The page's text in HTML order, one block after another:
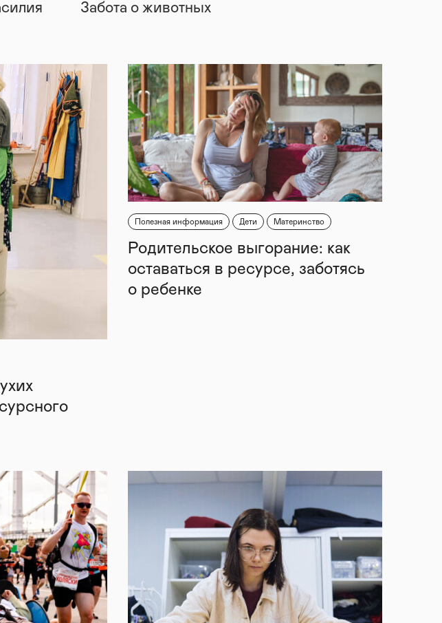
Забота о животных
Полезная информация Дети Материнство
Родительское выгорание: как
оставаться в ресурсе, заботясь
о ребенке